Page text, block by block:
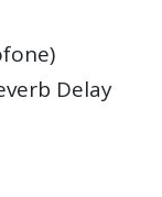
Delay